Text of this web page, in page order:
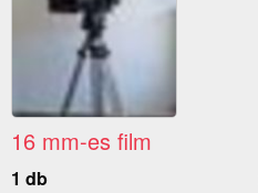
16 mm-es film
1 db